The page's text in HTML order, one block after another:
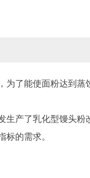
了能使面粉达到蒸
产了乳化型馒头粉
的需求。